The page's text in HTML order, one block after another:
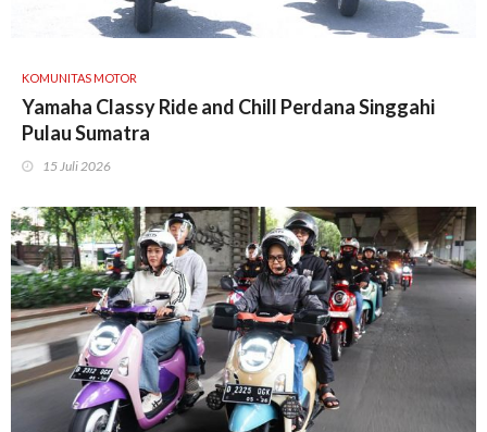
KOMUNITAS MOTOR
Yamaha Classy Ride and Chill Perdana Singgahi
Pulau Sumatra
15 Juli 2026